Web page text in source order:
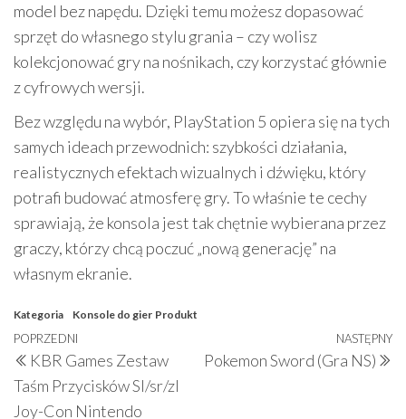
model bez napędu. Dzięki temu możesz dopasować
sprzęt do własnego stylu grania – czy wolisz
kolekcjonować gry na nośnikach, czy korzystać głównie
z cyfrowych wersji.
Bez względu na wybór, PlayStation 5 opiera się na tych
samych ideach przewodnich: szybkości działania,
realistycznych efektach wizualnych i dźwięku, który
potrafi budować atmosferę gry. To właśnie te cechy
sprawiają, że konsola jest tak chętnie wybierana przez
graczy, którzy chcą poczuć „nową generację” na
własnym ekranie.
Kategoria Konsole do gier Produkt
Nawigacja
wpisu
Poprzedni
wpis
POPRZEDNI
KBR Games Zestaw
Taśm Przycisków Sl/sr/zl
Joy-Con Nintendo
NASTĘPNY
Pokemon Sword (Gra NS)